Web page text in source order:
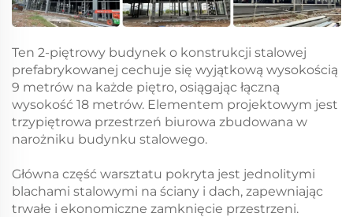
Ten 2-piętrowy budynek o konstrukcji stalowej
prefabrykowanej cechuje się wyjątkową wysokością
9 metrów na każde piętro, osiągając łączną
wysokość 18 metrów. Elementem projektowym jest
trzypiętrowa przestrzeń biurowa zbudowana w
narożniku budynku stalowego.
Główna część warsztatu pokryta jest jednolitymi
blachami stalowymi na ściany i dach, zapewniając
trwałe i ekonomiczne zamknięcie przestrzeni.